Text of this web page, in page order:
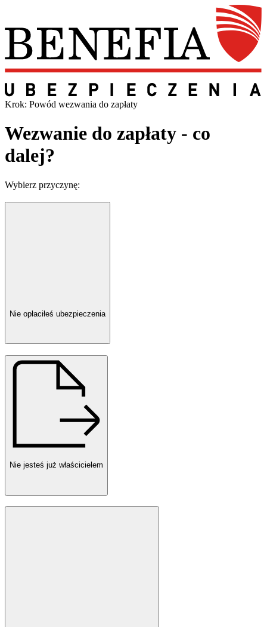
Krok: Powód wezwania do zapłaty
Wezwanie do zapłaty - co
dalej?
Wybierz przyczynę:
Nie opłaciłeś ubezpieczenia
Nie jesteś już właścicielem